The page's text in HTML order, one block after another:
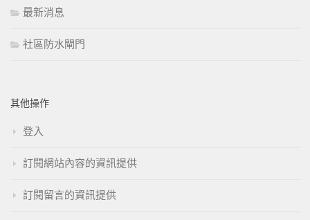
最新消息
社區防水閘門
其他操作
登入
訂閱網站內容的資訊提供
訂閱留言的資訊提供